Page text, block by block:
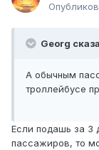
Georg
А обычным
троллейбусе
Если подашь за 3
пассажиров, то